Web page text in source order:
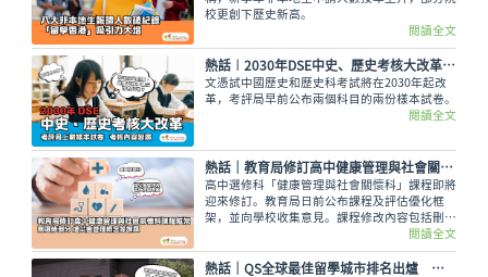
校更創下歷史新高。
閱讀全文
熱話︱2030年DSE中史、歷史考核大改革 考評局上載樣本試卷
文憑試中國歷史和歷史科考試將在2030年起改
革，考評局早前公布兩個科目的兩份樣本試卷。
閱讀全文
熱話｜教育局修訂高中健康管理與社會關懷科課程框架 刪選修單元 增災害管理概念等課題
高中選修科「健康管理與社會關懷科」課程即將
迎來修訂。教育局日前公布課程及評估優化框
架，並向學校收集意見。課程修改內容包括刪除
選修單元，刪減基因改造食物等議題，以及增加
災害管理概念等課題，修訂課程預計最快可於
2028/29 學年起在中四級逐級推行。
閱讀全文
熱話｜QS全球最佳留學城市排名出爐 香港維持第17位